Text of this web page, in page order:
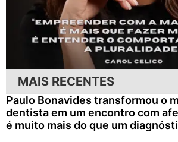
MAIS RECENTES
Paulo Bonavides transformou o
dentista em um encontro com
é muito mais do que um